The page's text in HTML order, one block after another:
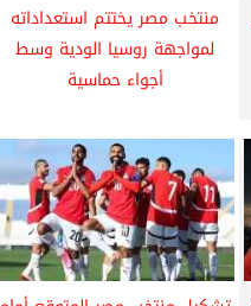
منتخب مصر يختتم استعداداته
لمواجهة روسيا الودية وسط
أجواء حماسية